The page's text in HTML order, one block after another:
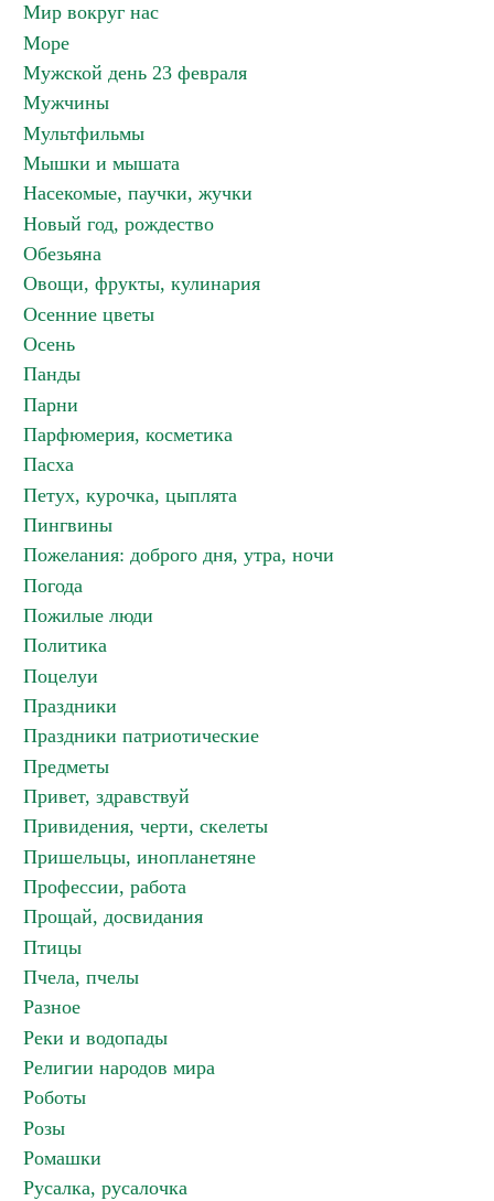
Мир вокруг нас
Море
Мужской день 23 февраля
Мужчины
Мультфильмы
Мышки и мышата
Насекомые, паучки, жучки
Новый год, рождество
Обезьяна
Овощи, фрукты, кулинария
Осенние цветы
Осень
Панды
Парни
Парфюмерия, косметика
Пасха
Петух, курочка, цыплята
Пингвины
Пожелания: доброго дня, утра, ночи
Погода
Пожилые люди
Политика
Поцелуи
Праздники
Праздники патриотические
Предметы
Привет, здравствуй
Привидения, черти, скелеты
Пришельцы, инопланетяне
Профессии, работа
Прощай, досвидания
Птицы
Пчела, пчелы
Разное
Реки и водопады
Религии народов мира
Роботы
Розы
Ромашки
Русалка, русалочка